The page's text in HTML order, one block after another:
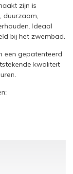
zijn is
duurzaam,
Ideaal
bij het zwembad.
een gepatenteerd
kwaliteit